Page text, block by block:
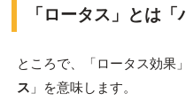
「ロータス」とは「
ところで、「ロータス効果
ス 」を意味します。